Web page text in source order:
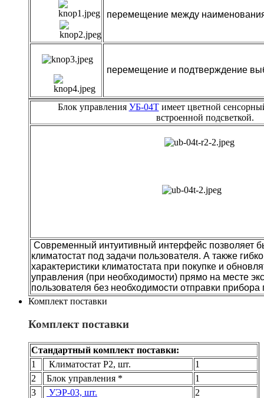
перемещение между
перемещение и подтверждение
Блок управления УБ-04Тимеет цветной
встроенной подсветкой.
Современный интуитивный интерфейс позволяет
климатостат под задачи пользователя. А также
характеристики климатостата при покупке и
управления (при необходимости) прямо на месте
пользователя без необходимости отправки
Комплект поставки
Комплект поставки
Стандартный комплект поставки:
1
Климатостат Р2, шт.
1
2
Блок управления *
1
3
УЭР-03, шт. 2